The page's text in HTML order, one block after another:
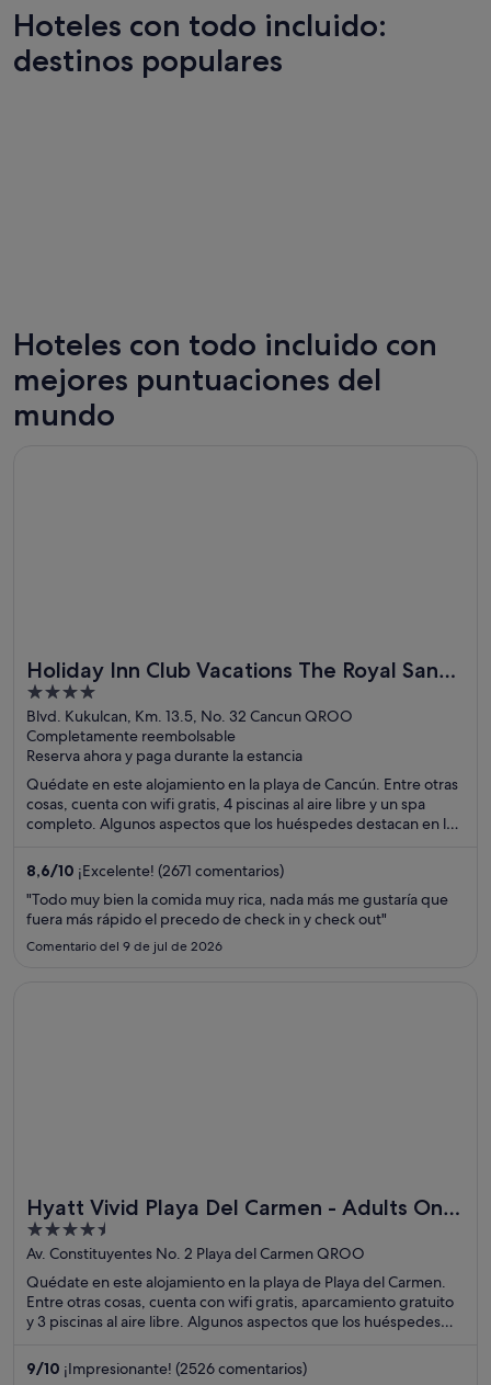
Hoteles con todo incluido:
destinos populares
Cancún
117 hoteles con todo incluido
Punta
Hoteles con todo incluido con
mejores puntuaciones del
mundo
Holiday Inn Club Vacations The Royal Sands
by IHG - All inclusive
4
out
of
5
Blvd. Kukulcan, Km. 13.5, No. 32 Cancun QROO
Completamente reembolsable
Reserva ahora y paga durante la estancia
Quédate en este alojamiento en la playa de Cancún. Entre otras
cosas, cuenta con wifi gratis, 4 piscinas al aire libre y un spa
completo. Algunos aspectos que los huéspedes destacan en los
atracciones turísticas populares que se encuentran cerca son
Plaza la Isla y Playa Delfines.
8,6/10 ¡Excelente! (2671 comentarios)
"Todo muy bien la comida muy rica, nada más me gustaría que
fuera más rápido el precedo de check in y check out"
Comentario del 9 de jul de 2026
Hyatt Vivid Playa Del Carmen - Adults Only
- All Inclusive
4.5
out
of
5
Av. Constituyentes No. 2 Playa del Carmen QROO
Quédate en este alojamiento en la playa de Playa del Carmen.
Entre otras cosas, cuenta con wifi gratis, aparcamiento gratuito
y 3 piscinas al aire libre. Algunos aspectos que los huéspedes
personal. Dos atracciones turísticas populares que se
encuentran cerca son Playa principal de Playa del Carmen y
9/10 ¡Impresionante! (2526 comentarios)